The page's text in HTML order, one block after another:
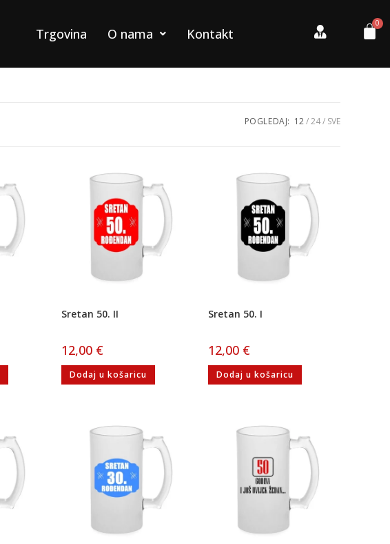
Trgovina O nama Kontakt
POGLEDAJ: 12 24 SVE
Sretan 50. II
12,00 €
Dodaj u košaricu
Sretan 50. I
12,00 €
Dodaj u košaricu